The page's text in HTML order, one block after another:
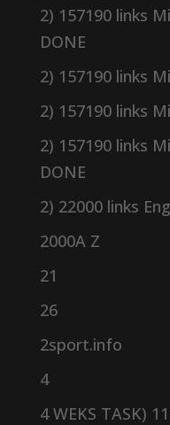
2) 157190 links
DONE
2) 157190 links
2) 157190 links
2) 157190 links
DONE
2) 22000 links
2000A Z
21
26
2sport.info
4
4 WEKS TASK)